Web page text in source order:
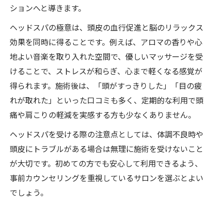
短時間施術との違いを徹底解説
ヘッドスパの効果や安全性に納得する
ヘッドスパの安全性チェックリスト
施術前に知りたいリスクと注意点
ヘッドスパで死亡例があるか徹底調査
頭皮や髪への効果を実感するには
持病がある方のための施術ガイド
極上のリラクゼーション施術工程表
アロマや音楽の活用で深まる癒し
プロの技術が生む心地よさの秘密
ションへと導きます。
ヘッドスパの極意は、頭皮の血行促進と脳のリラックス
効果を同時に得ることです。例えば、アロマの香りや心
地よい音楽を取り入れた空間で、優しいマッサージを受
けることで、ストレスが和らぎ、心まで軽くなる感覚が
得られます。施術後は、「頭がすっきりした」「目の疲
れが取れた」といった口コミも多く、定期的な利用で頭
痛や肩こりの軽減を実感する方も少なくありません。
ヘッドスパを受ける際の注意点としては、体調不良時や
頭皮にトラブルがある場合は無理に施術を受けないこと
が大切です。初めての方でも安心して利用できるよう、
事前カウンセリングを重視しているサロンを選ぶとよい
でしょう。